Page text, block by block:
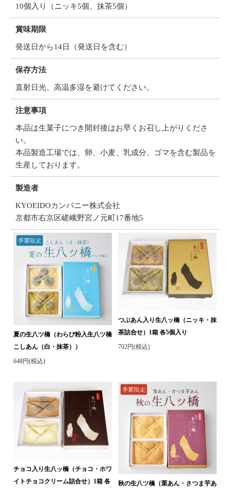
10個入り（ニッキ5個、抹茶5個）
賞味期限
発送日から14日（発送日を含む）
保存方法
直射日光、高温多湿を避けてください。
注意事項
本品は生菓子につき開封後はお早くお召し上がりくださ
い。
本品製造工場では、卵、小麦、乳成分、ゴマを含む製品を
生産しております。
製造者
KYOEIDOカンパニー株式会社
京都市右京区嵯峨野宮ノ元町17番地5
夏の生八ツ橋（わらび粉入生八ツ橋
こしあん（白・抹茶））
648円(税込)
つぶあん入り生八ッ橋（ニッキ・抹
茶詰合せ）1箱 各5個入り
702円(税込)
チョコ入り生八ッ橋（チョコ・ホワ
イトチョコクリーム詰合せ）1箱 各
秋の生八ツ橋（栗あん・さつま芋あ